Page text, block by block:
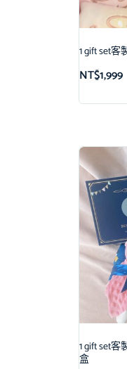
1 gift set
NT$1,999
1 gift set
盒